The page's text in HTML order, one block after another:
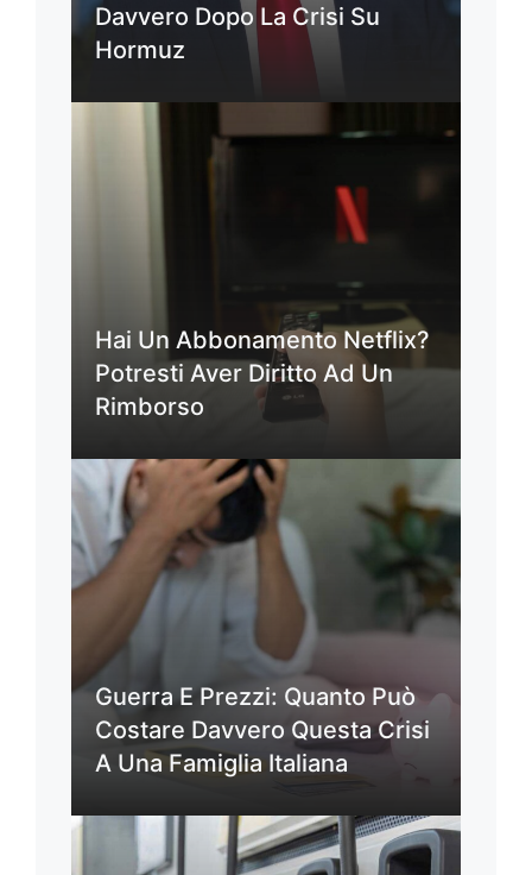
Davvero Dopo La Crisi Su
Hormuz
Hai Un Abbonamento Netflix?
Potresti Aver Diritto Ad Un
Rimborso
Guerra E Prezzi: Quanto Può
Costare Davvero Questa Crisi
A Una Famiglia Italiana